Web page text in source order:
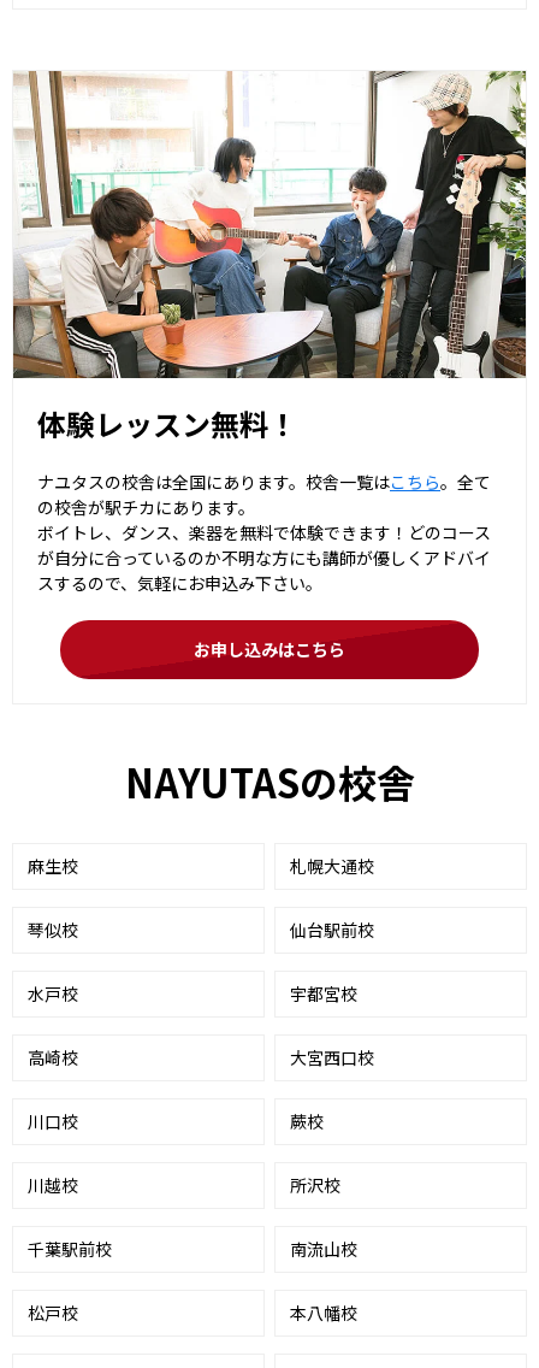
体験レッスン無料！
ナユタスの校舎は全国にあります。校舎一覧はこちら。全て
の校舎が駅チカにあります。
ボイトレ、ダンス、楽器を無料で体験できます！どのコース
が自分に合っているのか不明な方にも講師が優しくアドバイ
スするので、気軽にお申込み下さい。
お申し込みはこちら
NAYUTASの校舎
麻生校 札幌大通校
琴似校 仙台駅前校
水戸校 宇都宮校
高崎校 大宮西口校
川口校 蕨校
川越校 所沢校
千葉駅前校 南流山校
松戸校 本八幡校